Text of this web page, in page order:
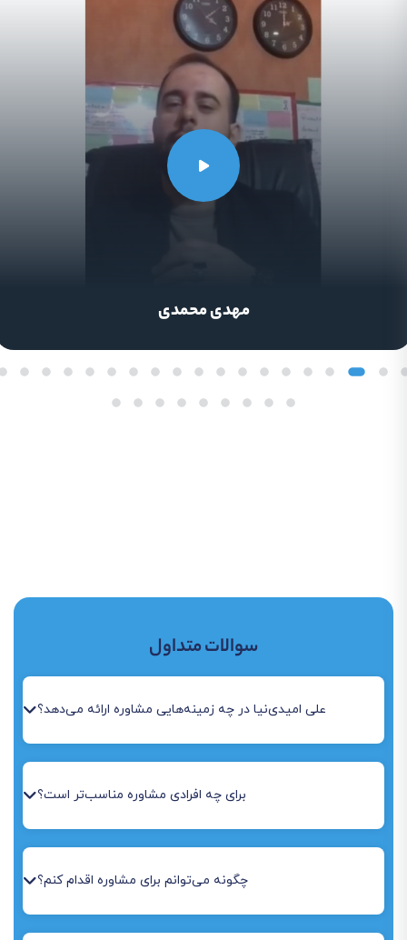
احمد رضا هاشمی
سوالات متداول
علی امیدی‌نیا در چه زمینه‌هایی مشاوره ارائه می‌دهد؟
برای چه افرادی مشاوره مناسب‌تر است؟
چگونه می‌توانم برای مشاوره اقدام کنم؟